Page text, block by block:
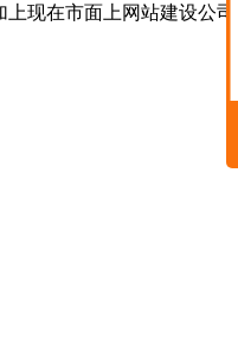
现在市面上网站建设公